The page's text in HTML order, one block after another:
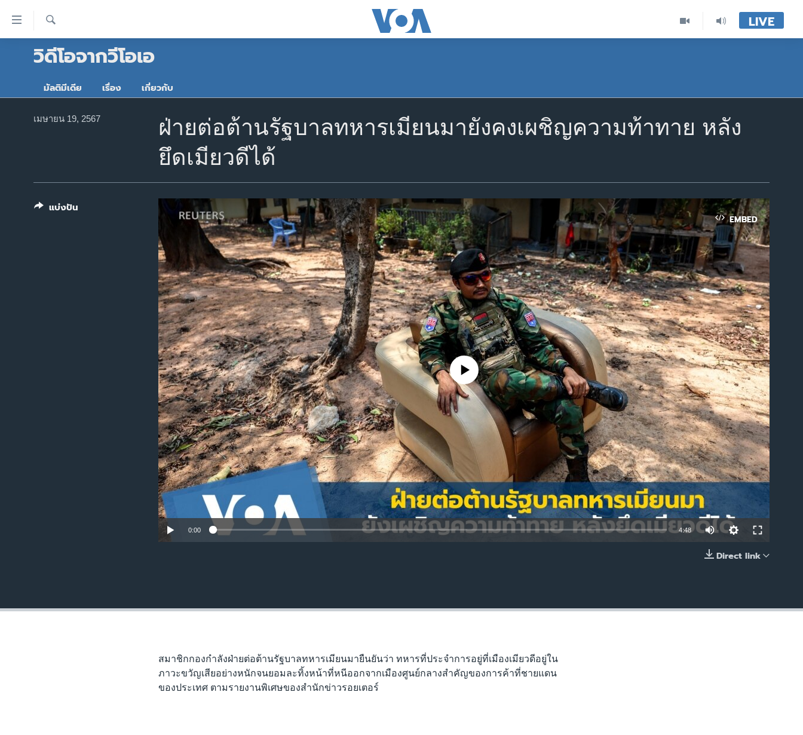
เนื้อหา
หน้าหลัก
เอเชีย
สหรัฐฯ
วิทยาศาสตร์
สังคมและสุขภาพ
ค้นหา
LIVE
วิดีโอจากวีโอเอ
มัลติมีเดีย เรื่อง เกี่ยวกับ
ฝ่ายต่อต้านรัฐบาลทหารเมียนมายังคงเผชิญความท้าทาย หลัง
ยึดเมียวดีได้
เมษายน 19, 2567
EMBED
No media source currently available
0:00 4:48
Direct link
แบ่งปัน
สมาชิกกองกำลังฝ่ายต่อต้านรัฐบาลทหารเมียนมายืนยันว่า ทหารที่ประจำการอยู่ที่เมืองเมียวดีอยู่ใน
ภาวะขวัญเสียอย่างหนักจนยอมละทิ้งหน้าที่หนีออกจากเมืองศูนย์กลางสำคัญของการค้าที่ชายแดน
ของประเทศ ตามรายงานพิเศษของสำนักข่าวรอยเตอร์